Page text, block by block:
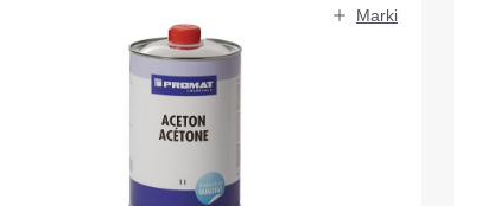
Marki